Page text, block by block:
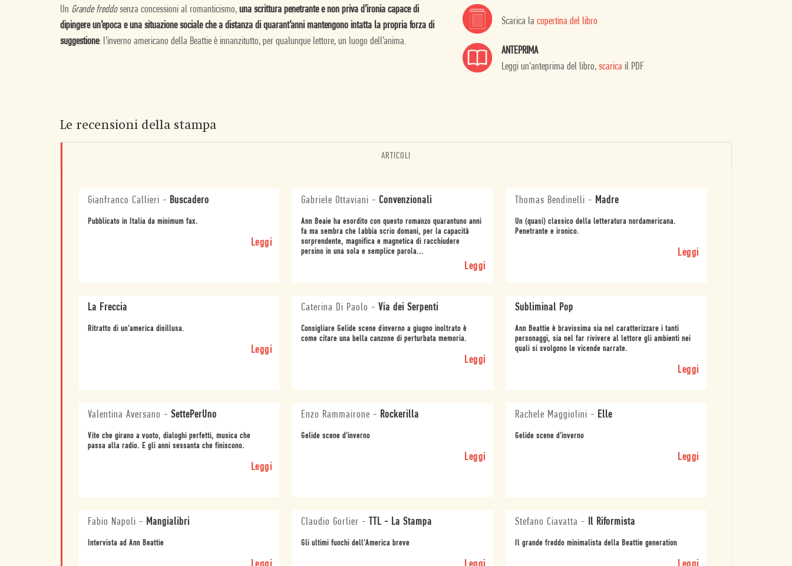
Un Grande freddosenza concessioni al romanticismo, una scrittura penetrante e non priva d’ironia capace di
dipingere un’epoca e una situazione sociale che a distanza di quarant’anni mantengono intatta la propria forza di
suggestione: l’inverno americano della Beattie è innanzitutto, per qualunque lettore, un luogo dell’anima.
Scarica la copertina del libro
ANTEPRIMA
Leggi un'anteprima del libro, scarica il PDF
Le recensioni della stampa
ARTICOLI
Gianfranco Callieri - Buscadero
Pubblicato in Italia da minimum fax.
Leggi
Gabriele Ottaviani -Convenzionali
Ann Beaie ha esordito con questo romanzo quarantuno anni
fa ma sembra che labbia scrio domani, per la capacità
sorprendente, magnifica e magnetica di racchiudere
persino in una sola e semplice parola...
Leggi
Thomas Bendinelli - Madre
Un (quasi) classico della letteratura nordamericana.
Penetrante e ironico.
Leggi
La Freccia
Ritratto di un'america disillusa.
Leggi
Caterina Di Paolo -Via dei Serpenti
Consigliare Gelide scene dinverno a giugno inoltrato è
come citare una bella canzone di perturbata memoria.
Leggi
Subliminal Pop
Ann Beattie è bravissima sia nel caratterizzare i tanti
personaggi, sia nel far rivivere al lettore gli ambienti nei
quali si svolgono le vicende narrate.
Leggi
Valentina Aversano - SettePerUno
Vite che girano a vuoto, dialoghi perfetti, musica che
passa alla radio. E gli anni sessanta che finiscono.
Leggi
Enzo Rammairone - Rockerilla
Gelide scene d'inverno
Leggi
Rachele Maggiolini - Elle
Gelide scene d'inverno
Leggi
Fabio Napoli - Mangialibri
Intervista ad Ann Beattie
Claudio Gorlier - TTL - La Stampa
Gli ultimi fuochi dell'America breve
Stefano Ciavatta - Il Riformista
Il grande freddo minimalista della Beattie generation